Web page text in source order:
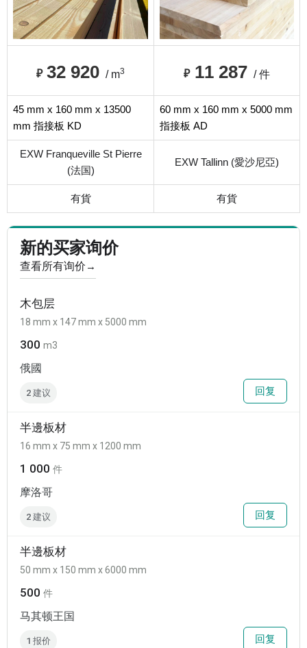
₽ 32 920 / m3 ₽ 11 287 / 件
45 mm x 160 mm x 13500
mm 指接板 KD
60 mm x 160 mm x 5000 mm
指接板 AD
EXW Franqueville St Pierre
(法国)
EXW Tallinn (愛沙尼亞)
有貨 有貨
新的买家询价
查看所有询价 →
木包层
18 mm x 147 mm x 5000 mm
300 m3
俄國
2 建议 回复
半邊板材
16 mm x 75 mm x 1200 mm
1 000 件
摩洛哥
2 建议 回复
半邊板材
50 mm x 150 mm x 6000 mm
500 件
马其顿王国
1 报价 回复